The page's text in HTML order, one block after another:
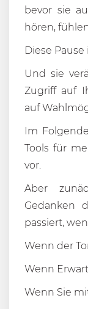
bevor sie
hören,
Diese
Und sie
Zugriff auf
auf
Im
Tools für
vor.
Aber
Gedanken
passiert,
Wenn der
Wenn
Wenn Sie